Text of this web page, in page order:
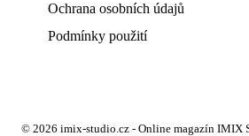
Ochrana osobních údajů
Podmínky použití
© 2026 imix-studio.cz - Online magazín IMIX